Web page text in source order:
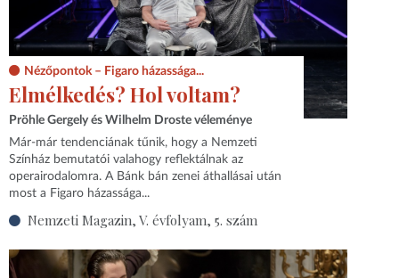
Nézőpontok – Figaro házassága...
Elmélkedés? Hol voltam?
Pröhle Gergely és Wilhelm Droste véleménye
Már-már tendenciának tűnik, hogy a Nemzeti
Színház bemutatói valahogy reflektálnak az
operairodalomra. A Bánk bán zenei áthallásai után
most a Figaro házassága...
Nemzeti Magazin, V. évfolyam, 5. szám